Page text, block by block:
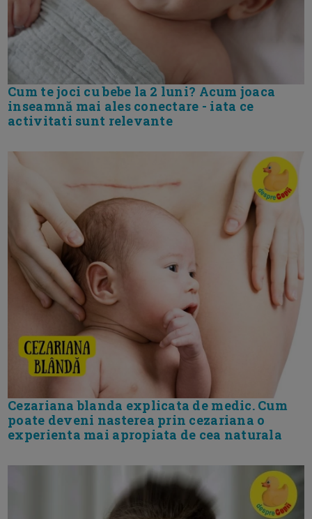
Cum te joci cu bebe la 2 luni? Acum joaca
inseamnă mai ales conectare - iata ce
activitati sunt relevante
Cezariana blanda explicata de medic. Cum
poate deveni nasterea prin cezariana o
experienta mai apropiata de cea naturala